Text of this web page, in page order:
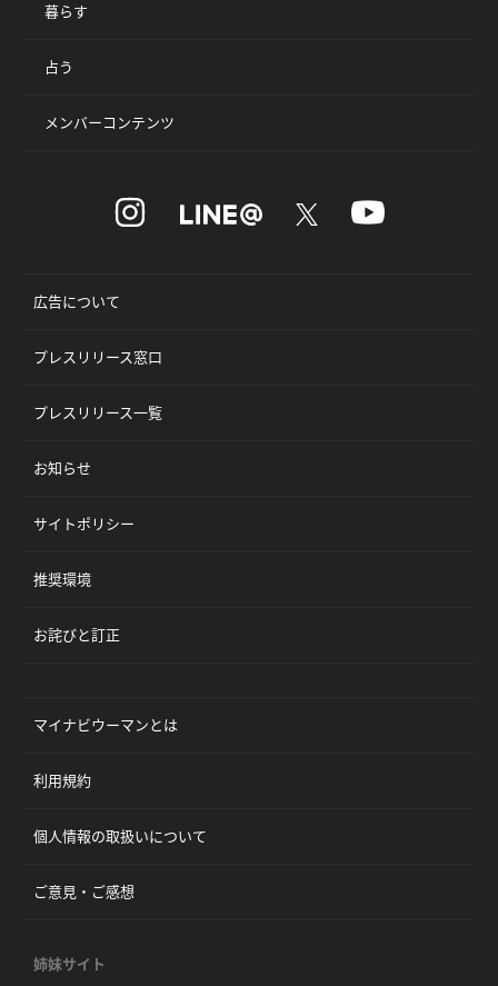
暮らす
占う
メンバーコンテンツ
広告について
プレスリリース窓口
プレスリリース一覧
お知らせ
サイトポリシー
推奨環境
お詫びと訂正
マイナビウーマンとは
利用規約
個人情報の取扱いについて
ご意見・ご感想
姉妹サイト